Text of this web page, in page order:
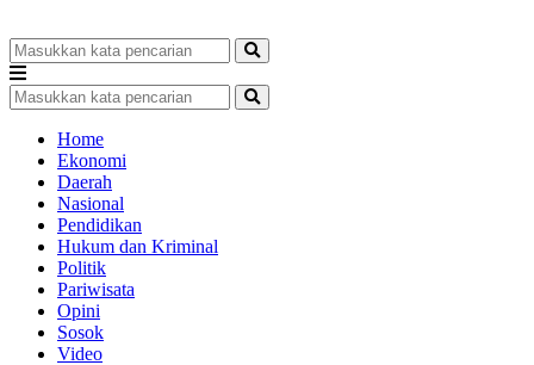
Home
Ekonomi
Daerah
Nasional
Pendidikan
Hukum dan Kriminal
Politik
Pariwisata
Opini
Sosok
Video